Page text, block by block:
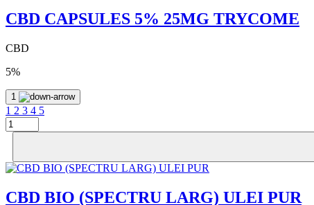
CBD CAPSULES 5% 25MG TRYCOME
CBD
5%
1
1 2 3 4 5
CBD BIO (SPECTRU LARG) ULEI PUR